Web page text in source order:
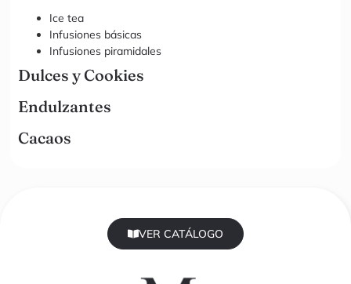
Ice tea
Infusiones básicas
Infusiones piramidales
Dulces y Cookies
Endulzantes
Cacaos
VER CATÁLOGO